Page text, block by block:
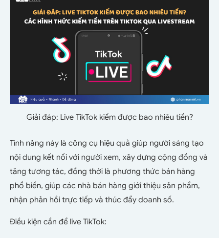
Giải đáp: Live TikTok kiếm được bao nhiêu tiền?
Tính năng này là công cụ hiệu quả giúp người sáng tạo
nội dung kết nối với người xem, xây dựng cộng đồng và
tăng tương tác, đồng thời là phương thức bán hàng
phổ biến, giúp các nhà bán hàng giới thiệu sản phẩm,
nhận phản hồi trực tiếp và thúc đẩy doanh số.
Điều kiện cần để live TikTok: